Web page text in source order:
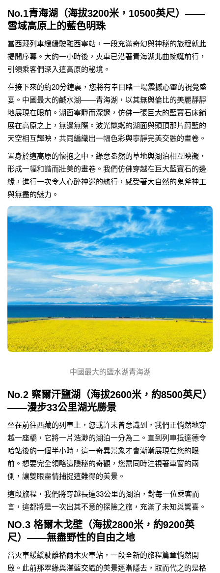
No.1青海湖（海拔3200米，10500英尺）——
雪域高原上的藍色明珠
當西藏列車緩緩駛離西寧站，一段充滿奇幻與神秘的旅程就此
揭開序幕。大約一小時後，火車已沿著青海湖北曲蜿蜒前行，
引領乘客們深入這高原的秘境。
在接下來的約20分鐘裏，您將有幸目睹一場震撼心靈的視覺盛
宴。中國最大的鹹水湖——青海湖，以其無與倫比的美麗靜靜
地展現在眼前。湖面寧靜而深邃，仿佛一張巨大的藍寶石床鋪
展在高原之上，無邊無際。波光粼粼的湖面與頭頂那片蔚藍的
天空相互輝映，共同編織出一幅色彩與寧靜完美交融的畫卷。
置身於這高原的懷抱之中，綠意盎然的草地與湖泊相互映襯，
形成一幅和諧而壯美的畫卷。我們仿佛穿越在巨大藍寶石的邊
緣，進行一次令人心醉神迷的航行，感受著大自然的鬼斧神工
與無盡的魅力。
中國最大的鹽水湖青海湖
No.2 察爾汗鹽湖（海拔2600米，約8500英尺）
——漫步33公里湖光勝景
坐在前往西藏的列車上，您或許未曾意識到，我們正悄然地穿
越一座橋，它將一片浩渺的湖泊一分為二。直到列車抵達德令
哈站後約一個半小時，這一奇異景象才會漸漸展現在您的眼
前。想要完全領略這隱秘的奇觀，您需同時注視著車窗的兩
側，讓雙眼盡情捕捉這難得的美景。
這段旅程，我們將穿越長達33公里的湖泊，對每一位乘客而
言，這都將是一次出其不意的探險之旅，充滿了未知與驚喜。
NO.3 格爾木戈壁（海拔2800米，約9200英
尺）——無盡野性的自由之地
當火車緩緩駛離格爾木火車站，一段全新的旅程篇章悄然開
啟。此前那翠綠與湛藍交織的美景逐漸隱去，取而代之的是格